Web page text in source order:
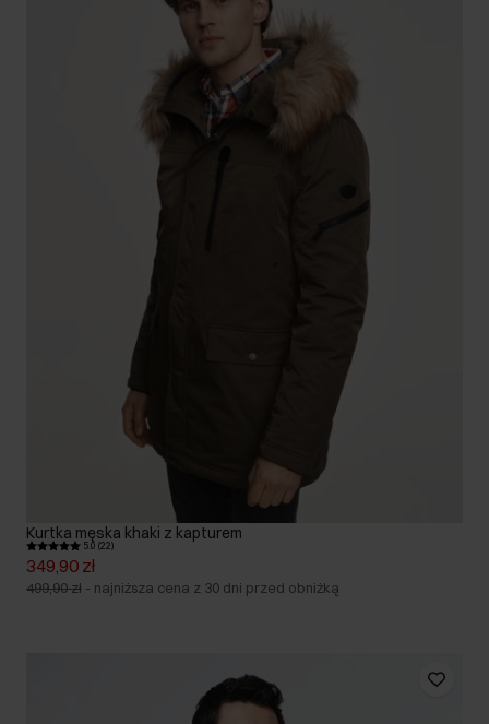
Kurtka męska khaki z kapturem
5.0 (22)
349,90 zł
499,90 zł - najniższa cena z 30 dni przed obniżką